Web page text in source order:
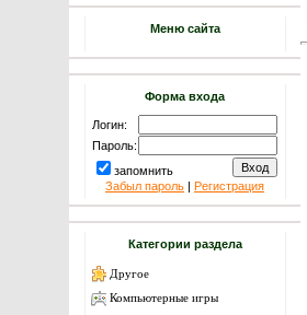
Меню сайта
Форма входа
Логин:
Пароль:
запомнить
Забыл пароль | Регистрация
Категории раздела
Другое
Компьютерные игры